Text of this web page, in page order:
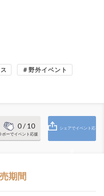
＃野外イベント
0/ 10
ボーでイベント応援
シェアでイベント応
期間